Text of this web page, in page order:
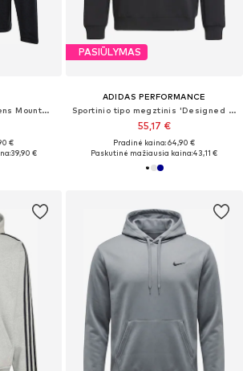
Sportinis megztinis 'Steens Mountain'
€
39,90 €
PASIŪLYMAS
ADIDAS PERFORMANCE
Sportinio tipo megztinis 'Designed For Training'
55,17 €
Pradinė kaina: 64,90 €
Paskutinė mažiausia kaina:43,11 €